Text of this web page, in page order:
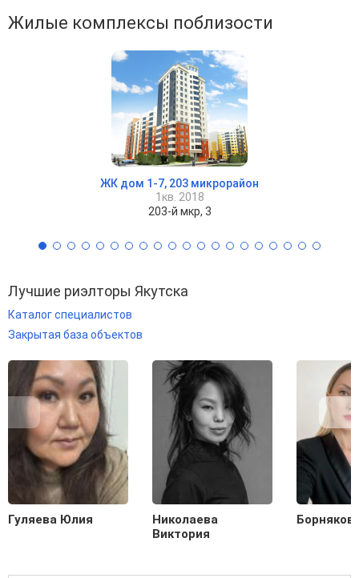
Жилые комплексы поблизости
ЖК дом 1-7, 203 микрорайон
1кв. 2018
203-й мкр, 3
Лучшие риэлторы Якутска
Каталог специалистов
Закрытая база объектов
Гуляева Юлия
Николаева
Виктория